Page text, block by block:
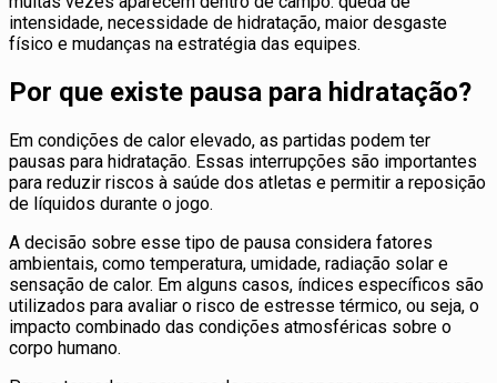
intensidade, necessidade de hidratação, maior desgaste
físico e mudanças na estratégia das equipes.
Por que existe pausa para hidratação?
Em condições de calor elevado, as partidas podem ter
pausas para hidratação. Essas interrupções são importantes
para reduzir riscos à saúde dos atletas e permitir a reposição
de líquidos durante o jogo.
A decisão sobre esse tipo de pausa considera fatores
ambientais, como temperatura, umidade, radiação solar e
sensação de calor. Em alguns casos, índices específicos são
utilizados para avaliar o risco de estresse térmico, ou seja, o
impacto combinado das condições atmosféricas sobre o
corpo humano.